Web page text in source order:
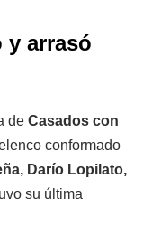
y arrasó
de Casados con
conformado
Darío Lopilato,
su última